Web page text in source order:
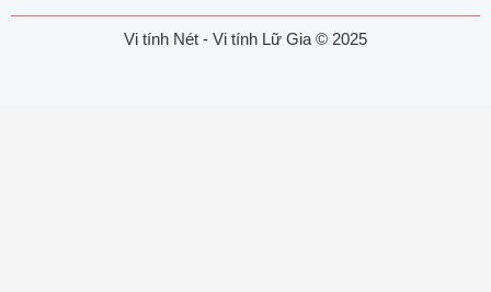
Vi tính Nét - Vi tính Lữ Gia © 2025